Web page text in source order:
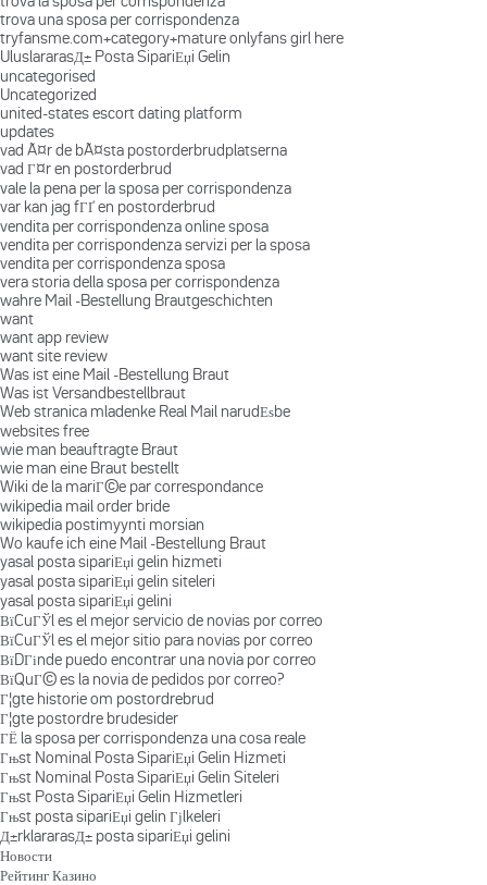
trova una sposa per corrispondenza
tryfansme.com+category+mature onlyfans girl here
UluslararasД± Posta SipariЕџi Gelin
uncategorised
Uncategorized
united-states escort dating platform
updates
vad Ã¤r de bÃ¤sta postorderbrudplatserna
vad Г¤r en postorderbrud
vale la pena per la sposa per corrispondenza
var kan jag fГҐ en postorderbrud
vendita per corrispondenza online sposa
vendita per corrispondenza servizi per la sposa
vendita per corrispondenza sposa
vera storia della sposa per corrispondenza
wahre Mail -Bestellung Brautgeschichten
want
want app review
want site review
Was ist eine Mail -Bestellung Braut
Was ist Versandbestellbraut
Web stranica mladenke Real Mail narudЕѕbe
websites free
wie man beauftragte Braut
wie man eine Braut bestellt
Wiki de la mariГ©e par correspondance
wikipedia mail order bride
wikipedia postimyynti morsian
Wo kaufe ich eine Mail -Bestellung Braut
yasal posta sipariЕџi gelin hizmeti
yasal posta sipariЕџi gelin siteleri
yasal posta sipariЕџi gelini
ВїCuГЎl es el mejor servicio de novias por correo
ВїCuГЎl es el mejor sitio para novias por correo
ВїDГіnde puedo encontrar una novia por correo
ВїQuГ© es la novia de pedidos por correo?
Г¦gte historie om postordrebrud
Г¦gte postordre brudesider
ГЁ la sposa per corrispondenza una cosa reale
Гњst Nominal Posta SipariЕџi Gelin Hizmeti
Гњst Nominal Posta SipariЕџi Gelin Siteleri
Гњst Posta SipariЕџi Gelin Hizmetleri
Гњst posta sipariЕџi gelin Гјlkeleri
Д±rklararasД± posta sipariЕџi gelini
Новости
Рейтинг Казино